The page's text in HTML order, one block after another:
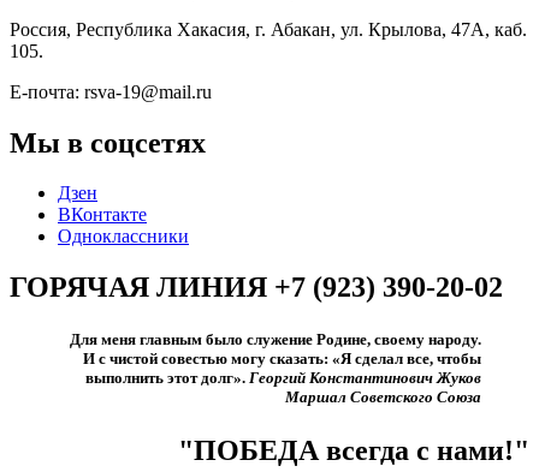
Россия, Республика Хакасия, г. Абакан, ул. Крылова, 47А, каб.
105.
Е-почта: rsva-19@mail.ru
Мы в соцсетях
Дзен
ВКонтакте
Одноклассники
ГОРЯЧАЯ ЛИНИЯ +7 (923) 390-20-02
Для меня главным было служение Родине, своему народу.
И с чистой совестью могу сказать: «Я сделал все, чтобы
выполнить этот долг».​ Георгий Константинович Жуков
Маршал Советского Союза
"ПОБЕДА всегда с нами!"